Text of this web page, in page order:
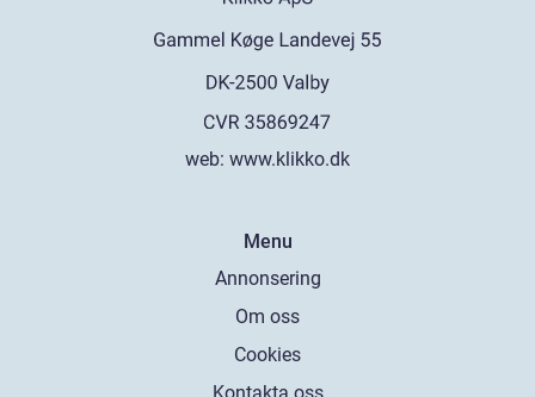
web: www.klikko.dk
Menu
Annonsering
Om oss
Cookies